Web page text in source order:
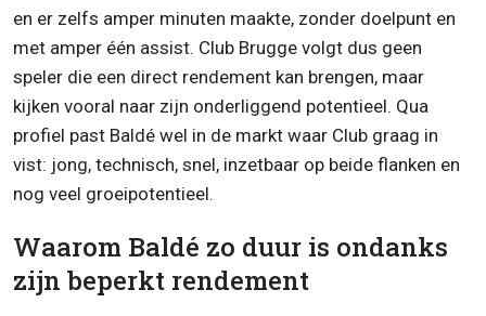
en er zelfs amper minuten maakte, zonder doelpunt en
met amper één assist. Club Brugge volgt dus geen
speler die een direct rendement kan brengen, maar
kijken vooral naar zijn onderliggend potentieel. Qua
profiel past Baldé wel in de markt waar Club graag in
vist: jong, technisch, snel, inzetbaar op beide flanken en
nog veel groeipotentieel.
Waarom Baldé zo duur is ondanks
zijn beperkt rendement